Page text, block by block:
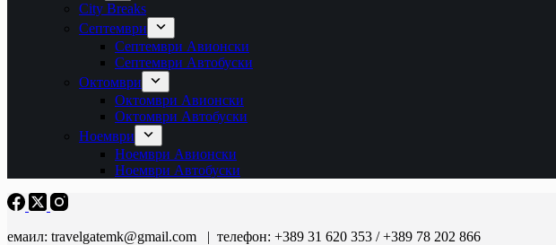
City Breaks
Септември
Септември Авионски
Септември Автобуски
Октомври
Октомври Авионски
Октомври Автобуски
Ноември
Ноември Авионски
Ноември Автобуски
емаил: travelgatemk@gmail.com | телефон: +389 31 620 353 / +389 78 202 866